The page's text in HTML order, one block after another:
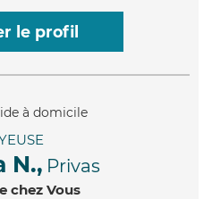
le profil
N., Privas
chez Vous